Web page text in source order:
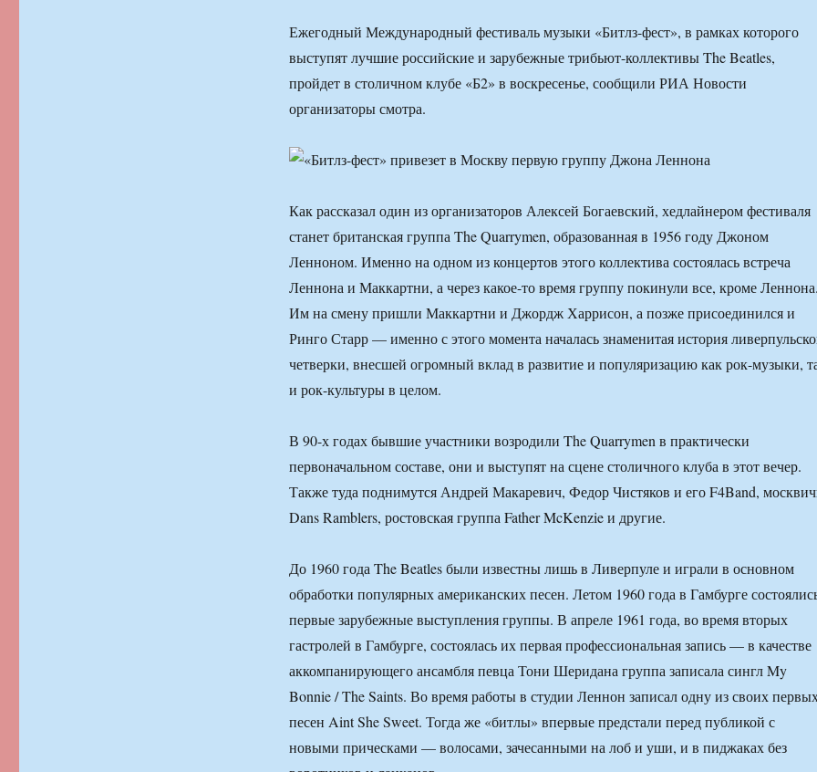
Ежегодный Международный фестиваль музыки «Битлз-фест», в рамках которого
выступят лучшие российские и зарубежные трибьют-коллективы The Beatles,
пройдет в столичном клубе «Б2» в воскресенье, сообщили РИА Новости
организаторы смотра.
Как рассказал один из организаторов Алексей Богаевский, хедлайнером фестиваля
станет британская группа The Quarrymen, образованная в 1956 году Джоном
Ленноном. Именно на одном из концертов этого коллектива состоялась встреча
Леннона и Маккартни, а через какое-то время группу покинули все, кроме
Им на смену пришли Маккартни и Джордж Харрисон, а позже присоединился и
Ринго Старр — именно с этого момента началась знаменитая история
четверки, внесшей огромный вклад в развитие и популяризацию как рок-музыки,
и рок-культуры в целом.
В 90-х годах бывшие участники возродили The Quarrymen в практически
первоначальном составе, они и выступят на сцене столичного клуба в этот вечер.
Также туда поднимутся Андрей Макаревич, Федор Чистяков и его F4Band,
Dans Ramblers, ростовская группа Father McKenzie и другие.
До 1960 года The Beatles были известны лишь в Ливерпуле и играли в основном
обработки популярных американских песен. Летом 1960 года в Гамбурге
первые зарубежные выступления группы. В апреле 1961 года, во время вторых
гастролей в Гамбурге, состоялась их первая профессиональная запись — в качестве
аккомпанирующего ансамбля певца Тони Шеридана группа записала сингл My
Bonnie / The Saints. Во время работы в студии Леннон записал одну из своих
песен Aint She Sweet. Тогда же «битлы» впервые предстали перед публикой с
новыми прическами — волосами, зачесанными на лоб и уши, и в пиджаках без